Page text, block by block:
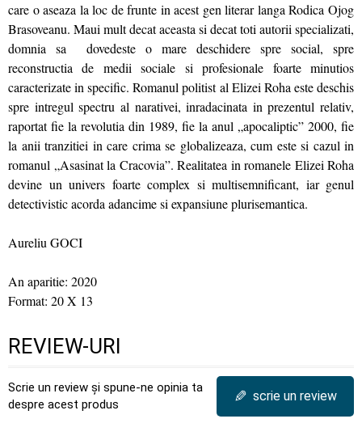
care o aseaza la loc de frunte in acest gen literar langa Rodica Ojog
Brasoveanu. Maui mult decat aceasta si decat toti autorii specializati,
domnia sa dovedeste o mare deschidere spre social, spre
reconstructia de medii sociale si profesionale foarte minutios
caracterizate in specific. Romanul politist al Elizei Roha este deschis
spre intregul spectru al narativei, inradacinata in prezentul relativ,
raportat fie la revolutia din 1989, fie la anul „apocaliptic” 2000, fie
la anii tranzitiei in care crima se globalizeaza, cum este si cazul in
romanul „Asasinat la Cracovia”. Realitatea in romanele Elizei Roha
devine un univers foarte complex si multisemnificant, iar genul
detectivistic acorda adancime si expansiune plurisemantica.
Aureliu GOCI
An aparitie: 2020
Format: 20 X 13
REVIEW-URI
Scrie un review și spune-ne opinia ta
despre acest produs
✎ scrie un review